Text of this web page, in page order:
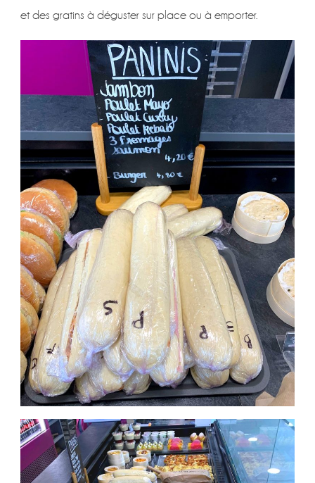
et des gratins à déguster sur place ou à emporter.